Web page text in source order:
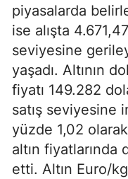
piyasalarda
ise alışta
seviyesine
yaşadı. Altının
fiyatı 149.282
satış seviyesine
yüzde 1,02
altın fiyatlarında
etti. Altın Euro/